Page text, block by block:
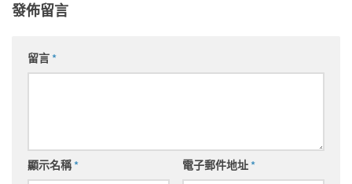
發佈留言
留言*
顯示名稱* 電子郵件地址*